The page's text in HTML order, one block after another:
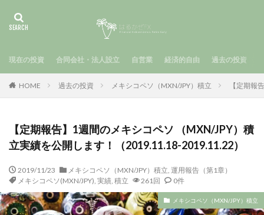
現在の投資 合同会社・法人設立 自営業 経済的自由 過去の投資
HOME 過去の投資 メキシコペソ（MXN/JPY）積立 【定期報
【定期報告】1週間のメキシコペソ （MXN/JPY）積
立実績を公開します！（2019.11.18-2019.11.22）
2019/11/23 メキシコペソ（MXN/JPY）積立, 運用報告（第1章）
メキシコペソ(MXN/JPY), 実績, 積立 261回 0件
メキシコペソ（MXN/JPY）積立